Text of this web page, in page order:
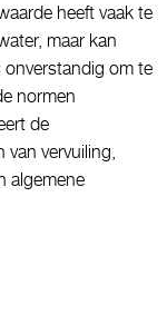
heeft vaak te
maar kan
onverstandig om te
normen
de
vervuiling,
algemene